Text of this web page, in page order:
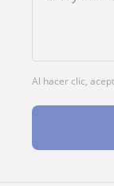
Al hacer clic,